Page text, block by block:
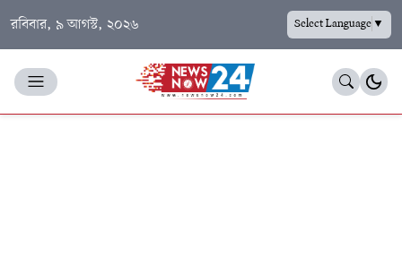
রবিবার, ৯ আগস্ট, ২০২৬ Select Language▼